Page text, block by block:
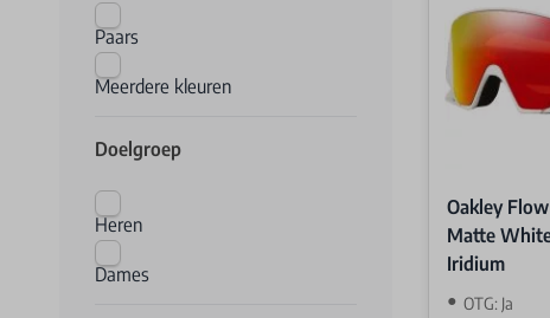
Paars
Meerdere kleuren
Doelgroep
Heren
Dames
Oakley
Matte
Iridium
OTG: Ja